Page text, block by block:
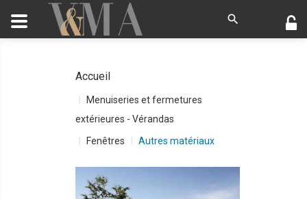
Accueil
Menuiseries et fermetures
extérieures - Vérandas
Fenêtres
Autres matériaux